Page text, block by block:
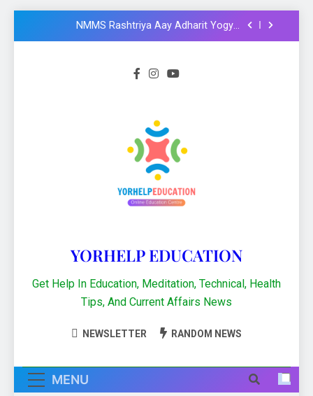
NMMS Rashtriya Aay Adharit Yogyta
get CCC certificate in 2024
Financial Functions in Excel 2021: Excel
Formula और Functions in Hindi
NMMS Rashtriya Aay Adharit Yogyta
chhatravratti Pariksha 2025-26: Know
important steps to apply
CCC Course: Know All important details to
get CCC certificate in 2024
YORHELP EDUCATION
Get Help In Education, Meditation, Technical, Health
Tips, And Current Affairs News
NEWSLETTER RANDOM NEWS
MENU